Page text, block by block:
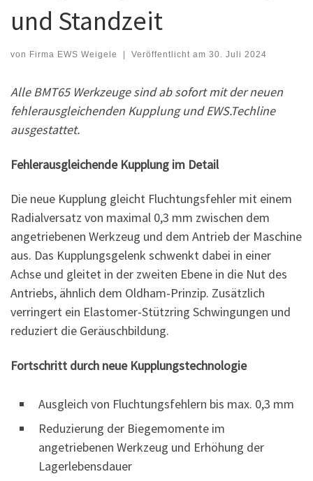
und Standzeit
von Firma EWS Weigele Veröffentlicht am 30. Juli 2024
Alle BMT65 Werkzeuge sind ab sofort mit der neuen
fehlerausgleichenden Kupplung und EWS.Techline
ausgestattet.
Fehlerausgleichende Kupplung im Detail
Die neue Kupplung gleicht Fluchtungsfehler mit einem
Radialversatz von maximal 0,3 mm zwischen dem
angetriebenen Werkzeug und dem Antrieb der Maschine
aus. Das Kupplungsgelenk schwenkt dabei in einer
Achse und gleitet in der zweiten Ebene in die Nut des
Antriebs, ähnlich dem Oldham-Prinzip. Zusätzlich
verringert ein Elastomer-Stützring Schwingungen und
reduziert die Geräuschbildung.
Fortschritt durch neue Kupplungstechnologie
Ausgleich von Fluchtungsfehlern bis max. 0,3 mm
Reduzierung der Biegemomente im
angetriebenen Werkzeug und Erhöhung der
Lagerlebensdauer